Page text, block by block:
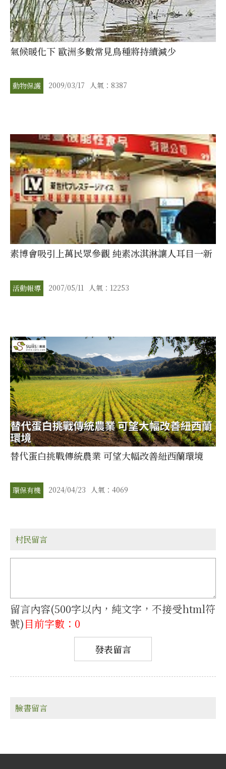
氣候暖化下 歐洲多數常見鳥種將持續減少
動物保護 2009/03/17 人氣：8387
素博會吸引上萬民眾參觀 純素冰淇淋讓人耳目一新
活動報導 2007/05/11 人氣：12253
替代蛋白挑戰傳統農業 可望大幅改善紐西蘭環境
環保有機 2024/04/23 人氣：4069
村民留言
留言內容(500字以內，純文字，不接受html符
號)目前字數：0
臉書留言